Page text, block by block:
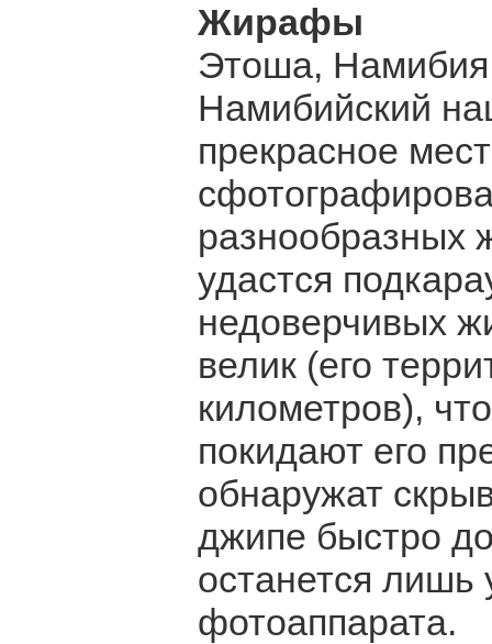
Жирафы
Этоша, Намибия
Намибийский
прекрасное
разнообразных
удастся
недоверчивых
велик (его
километров),
покидают его
обнаружат
джипе быстро
останется лишь
фотоаппарата.